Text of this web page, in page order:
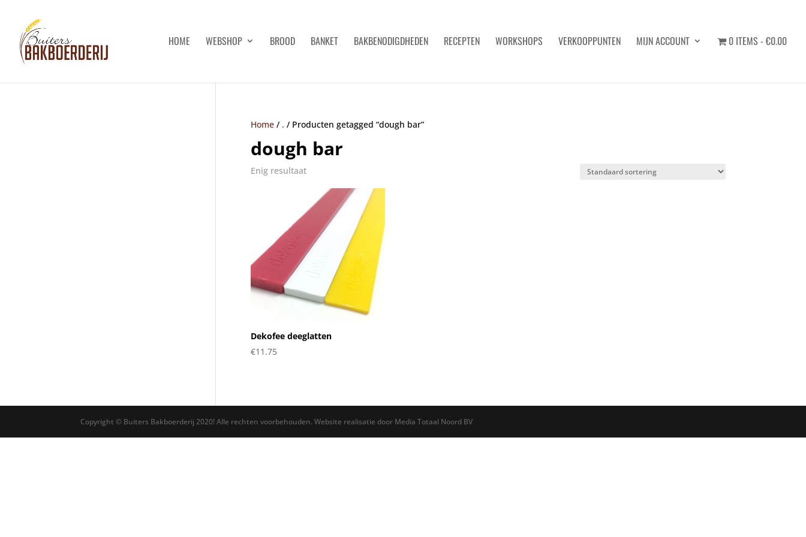
HOME WEBSHOP BROOD BANKET BAKBENODIGDHEDEN RECEPTEN WORKSHOPS VERKOOPPUNTEN MIJN ACCOUNT 0 ITEMS €0.00
Home/ . / Producten getagged “dough bar”
dough bar
Enig resultaat
Dekofee deeglatten
€11.75
Copyright © Buiters Bakboerderij 2020! Alle rechten voorbehouden. Website realisatie door Media Totaal Noord BV